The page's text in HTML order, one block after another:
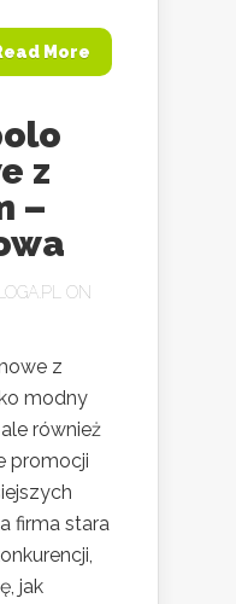
More
z
–
ON
z
modny
również
promocji
firma stara
jak